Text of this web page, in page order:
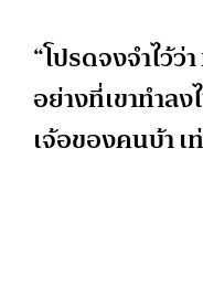
“โปรดจงจำไว้
อย่างที่เขาทำล
เจ้อของคนบ้า เ